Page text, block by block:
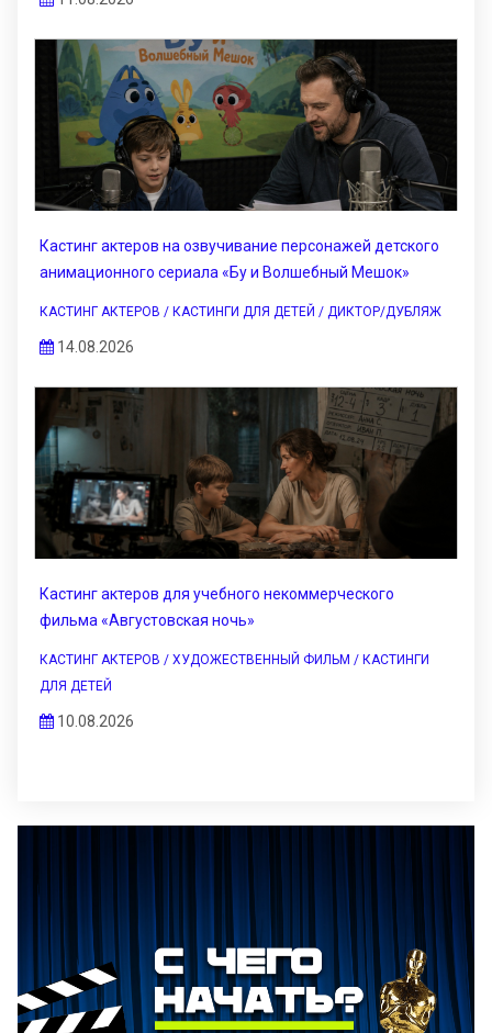
Кастинг актеров на озвучивание персонажей детского
анимационного сериала «Бу и Волшебный Мешок»
КАСТИНГ АКТЕРОВ / КАСТИНГИ ДЛЯ ДЕТЕЙ / ДИКТОР/ДУБЛЯЖ
14.08.2026
Кастинг актеров для учебного некоммерческого
фильма «Августовская ночь»
КАСТИНГ АКТЕРОВ / ХУДОЖЕСТВЕННЫЙ ФИЛЬМ / КАСТИНГИ
ДЛЯ ДЕТЕЙ
10.08.2026